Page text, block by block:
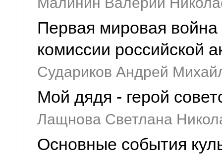
Первая мировая
комиссии российской
Судариков Андрей
Мой дядя - герой
Лащнова Светлана
Основные события